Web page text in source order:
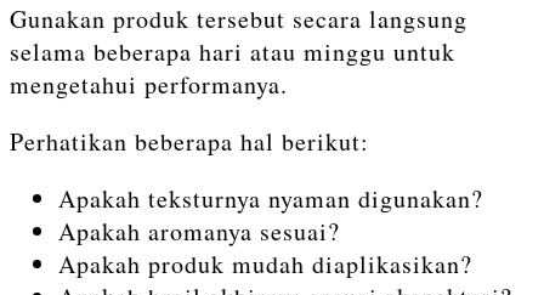
Gunakan produk tersebut secara langsung
selama beberapa hari atau minggu untuk
mengetahui performanya.
Perhatikan beberapa hal berikut:
Apakah teksturnya nyaman digunakan?
Apakah aromanya sesuai?
Apakah produk mudah diaplikasikan?